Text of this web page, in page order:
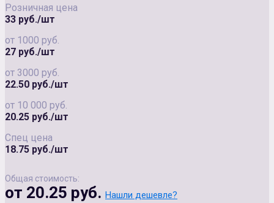
Розничная цена
33 руб./шт
от 1000 руб.
27 руб./шт
от 3000 руб.
22.50 руб./шт
от 10 000 руб.
20.25 руб./шт
Спец цена
18.75 руб./шт
Общая стоимость:
от 20.25 руб. Нашли дешевле?